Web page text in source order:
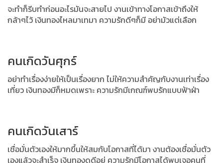
จะทำก็รีบทำก่อนอะไรมันจะสายไป งานเข้าทางโอกาสเข้าถึงให้
กล้าๆไว้ เงินทองไหลมาเทมา ความรักดีๆก็มี อย่ามัวแต่เลือก
คนเกิดวันศุกร์
อย่าทำเรื่องง่ายให้เป็นเรื่องยาก ไม่ให้ความสำคัญกับงานเท่าเรื่อง
เที่ยว เงินทองมีก็หมดเพราะ ความรักมีเกณฑ์พบรักแบบฟ้าฝ่า
คนเกิดวันเสาร์
เชื่อมั่นตัวเองให้มากขึ้นให้สมกับโอกาสที่ได้มา งานต้องเชื่อมั่นตัว
เองแล้วจะสำเร็จ เงินทองดูดีอยู่ ความรักมีโอกาสได้พบเจอคนที่